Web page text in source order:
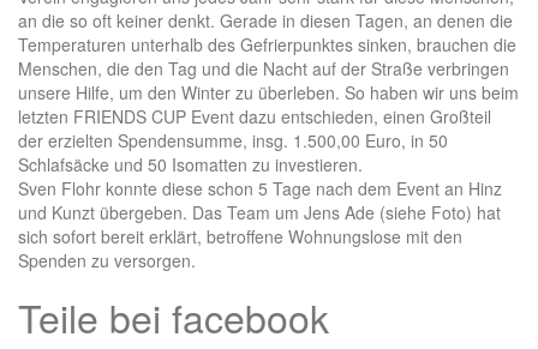
an die so oft keiner denkt. Gerade in diesen Tagen, an denen die
Temperaturen unterhalb des Gefrierpunktes sinken, brauchen die
Menschen, die den Tag und die Nacht auf der Straße verbringen
unsere Hilfe, um den Winter zu überleben. So haben wir uns beim
letzten FRIENDS CUP Event dazu entschieden, einen Großteil
der erzielten Spendensumme, insg. 1.500,00 Euro, in 50
Schlafsäcke und 50 Isomatten zu investieren.
Sven Flohr konnte diese schon 5 Tage nach dem Event an Hinz
und Kunzt übergeben. Das Team um Jens Ade (siehe Foto) hat
sich sofort bereit erklärt, betroffene Wohnungslose mit den
Spenden zu versorgen.
Teile bei facebook